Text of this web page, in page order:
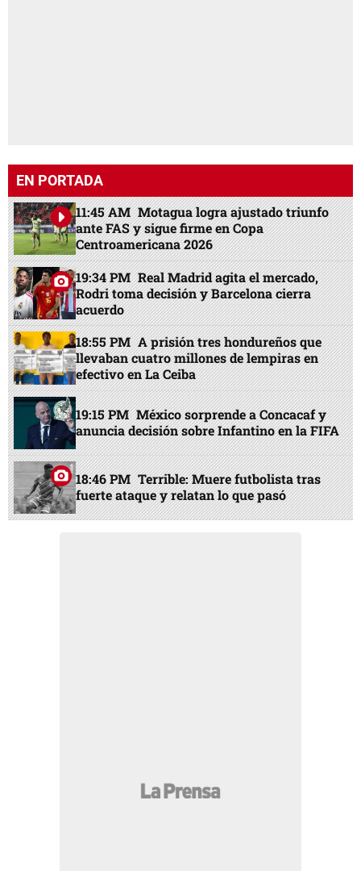
EN PORTADA
11:45 AM Motagua logra ajustado triunfo
ante FAS y sigue firme en Copa
Centroamericana 2026
19:34 PM Real Madrid agita el mercado,
Rodri toma decisión y Barcelona cierra
acuerdo
18:55 PM A prisión tres hondureños que
llevaban cuatro millones de lempiras en
efectivo en La Ceiba
19:15 PM México sorprende a Concacaf y
anuncia decisión sobre Infantino en la FIFA
18:46 PM Terrible: Muere futbolista tras
fuerte ataque y relatan lo que pasó